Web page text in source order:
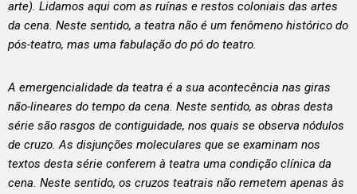
arte). Lidamos aqui com as ruínas e restos coloniais das artes
da cena. Neste sentido, a teatra não é um fenômeno histórico do
pós-teatro, mas uma fabulação do pó do teatro.
A emergencialidade da teatra é a sua acontecência nas giras
não-lineares do tempo da cena. Neste sentido, as obras desta
série são rasgos de contiguidade, nos quais se observa nódulos
de cruzo. As disjunções moleculares que se examinam nos
textos desta série conferem à teatra uma condição clínica da
cena. Neste sentido, os cruzos teatrais não remetem apenas às